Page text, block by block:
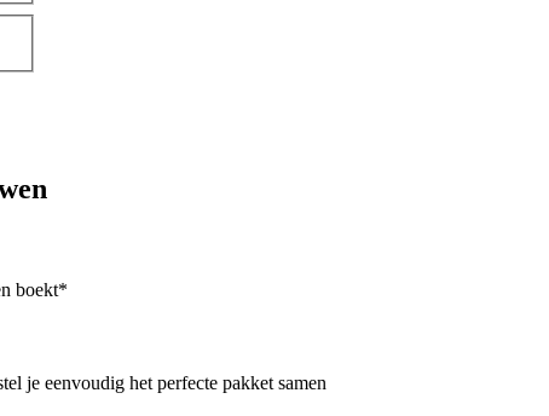
boekt*
je eenvoudig het perfecte pakket samen